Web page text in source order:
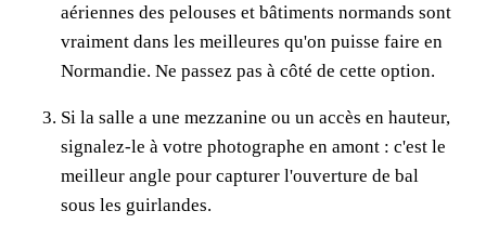
aériennes des pelouses et bâtiments normands sont
vraiment dans les meilleures qu'on puisse faire en
Normandie. Ne passez pas à côté de cette option.
Si la salle a une mezzanine ou un accès en hauteur,
signalez-le à votre photographe en amont : c'est le
meilleur angle pour capturer l'ouverture de bal
sous les guirlandes.